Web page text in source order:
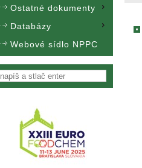
Ostatné dokumenty
Databázy
Webové sídlo NPPC
Vyhľadávanie